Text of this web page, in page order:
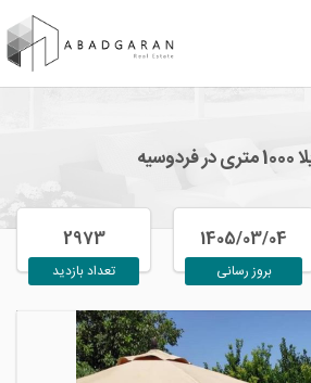
1405/03/04
بروز رسانی
2973
تعداد بازدید